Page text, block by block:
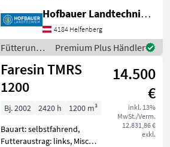
Misch-Anordnung: vertikal,
Mischsystem: Schnecken,
Stützfuß, Wiegeeinrichtung,
Zentralschmierung Faresin
Fut
Hofbauer Landtechnik GmbH
4184 Helfenberg
Fütterungstechnik
/ Faresin
Premium Plus Händler
Faresin TMRS
1200
14.500
€
inkl. 13%
MwSt./Verm.
12.831,86 €
exkl.
Bj. 2002 2420 h
1200 m³
Bauart: selbstfahrend,
Futteraustrag: links, Misch-